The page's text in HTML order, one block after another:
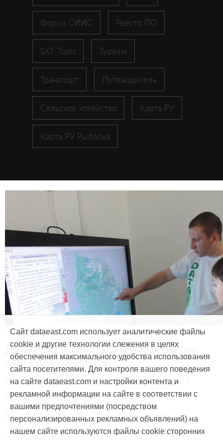
Форум СИИС Реестр ПО
SXF Tools Туризм
Транспорт Путеводитель
Сельское хозяйство Карта РУ
Карта РУ Рыбалка
Продукты и услуги
Дата Ист разработала интерактивную
карту для краеведов
#CarryMap #Интерактивная карта #ArcGIS
#Природа #Дети #География
#Мобильная карта #Веб-приложение
Сайт dataeast.com использует аналитические файлы
cookie и другие технологии слежения в целях
обеспечения максимального удобства использования
сайта посетителями. Для контроля вашего поведения
на сайте dataeast.com и настройки контента и
рекламной информации на сайте в соответствии с
вашими предпочтениями (посредством
персонализированных рекламных объявлений) на
нашем сайте используются файлы cookie сторонних